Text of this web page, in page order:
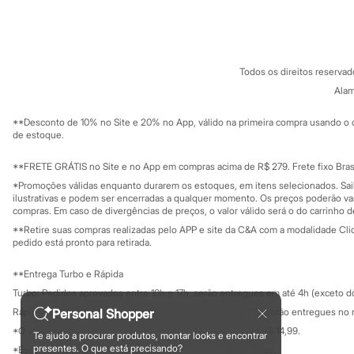
Escovas e Pentes
Finalizadores
Tratamento
Cuidados com o corpo
Hidratante
Protetor solar
Tratamento
Cuidados com o rosto
Hidratante
Protetor solar
Maquiagens
Batom
Personal Shopper
Te ajudo a procurar produtos, montar looks e encontrar
presentes. O que está precisando?
Mapa do site
Investidores
Privacidade
Configuração de cookies
Minha privacidade
C&A Pay
Sobre o C&A
Governança
Educação
Formas de pagamento
Todos os direitos
**Desconto de 10% no Site e 20% no App, válido na primeira compra usando
de estoque.
**FRETE GRÁTIS no Site e no App em compras acima de R$ 279. Frete fixo
*Promoções válidas enquanto durarem os estoques, em itens selecionados.
ilustrativas e podem ser encerradas a qualquer momento. Os preços poderão
compras. Em caso de divergências de preços, o valor válido será o do carrinho
**Retire suas compras realizadas pelo APP e site da C&A com a modalidade
pedido está pronto para retirada.
**Entrega Turbo e Rápida
Turbo: Pedidos aprovados entre 10h e 17h, serão entregues em até 4h (exceto
Rápida: Pedidos com os pagamentos aprovados até as 10h, serão entregues
*O valor do frete para o turbo é R$ 24,99 e para a rápida é R$ 14,99.
*Essa condição ainda não estará disponível em todas as lojas.